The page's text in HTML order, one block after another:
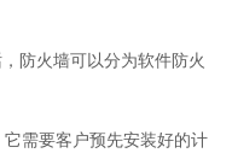
防火墙可以分为软件防火
需要客户预先安装好的计